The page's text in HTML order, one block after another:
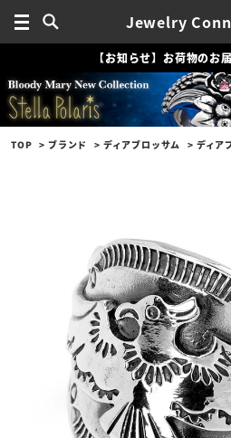
Jewelry
【お知らせ】お荷物のお
TOP ブランド ディアブロッサム ディア